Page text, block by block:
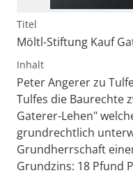
Titel
Möltl-Stiftung Kauf
Inhalt
Peter Angerer zu
Tulfes die Baurechte
Gaterer-Lehen"
grundrechtlich
Grundherrschaft
Grundzins: 18 Pfund